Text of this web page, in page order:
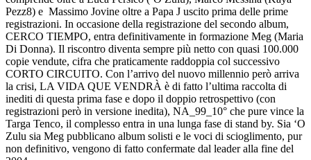
Pezz8) e Massimo Jovine oltre a Papa J uscito prima delle prime
registrazioni. In occasione della registrazione del secondo album,
CERCO TIEMPO, entra definitivamente in formazione Meg (Maria
Di Donna). Il riscontro diventa sempre più netto con quasi 100.000
copie vendute, cifra che praticamente raddoppia col successivo
CORTO CIRCUITO. Con l’arrivo del nuovo millennio però arriva
la crisi, LA VIDA QUE VENDRÀ è di fatto l’ultima raccolta di
inediti di questa prima fase e dopo il doppio retrospettivo (con
registrazioni però in versione inedita), NA_99_10° che pure vince la
Targa Tenco, il complesso entra in una lunga fase di stand by. Sia ‘O
Zulu sia Meg pubblicano album solisti e le voci di scioglimento, pur
non definitivo, vengono di fatto confermate dal leader alla fine del